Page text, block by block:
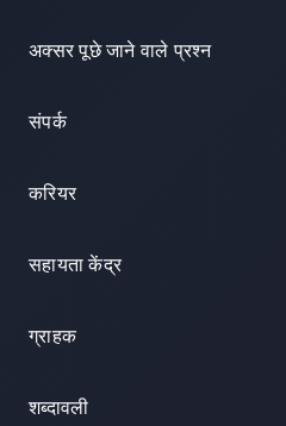
अक्सर पूछे जाने वाले प्रश्न
संपर्क
करियर
सहायता केंद्र
ग्राहक
शब्दावली